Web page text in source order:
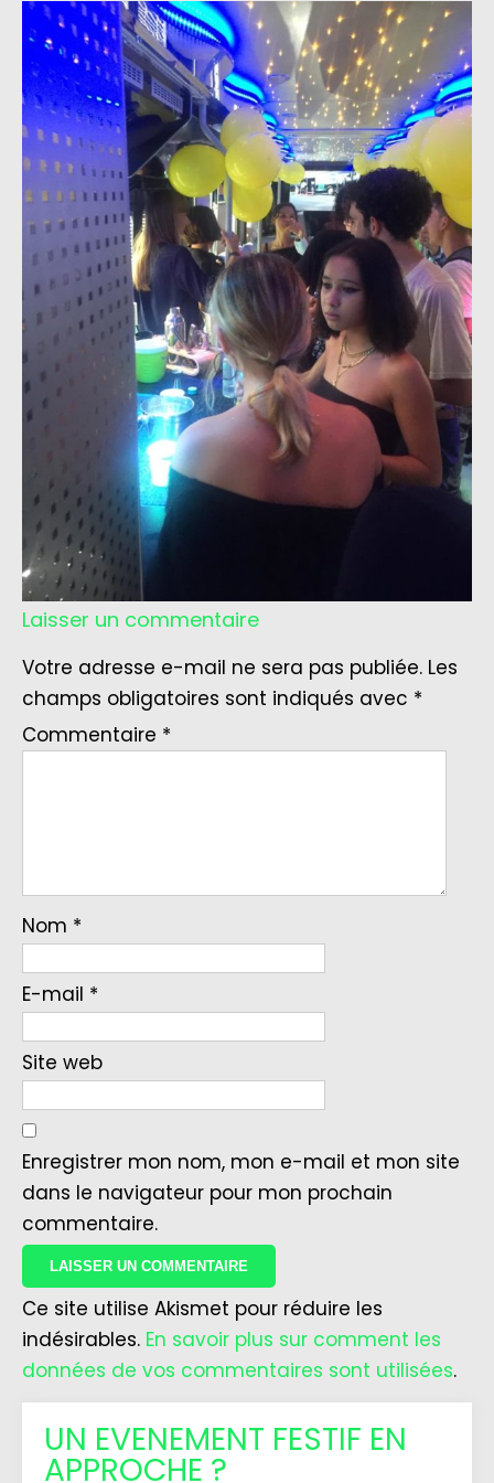
Laisser un commentaire
Votre adresse e-mail ne sera pas publiée. Les
champs obligatoires sont indiqués avec *
Commentaire *
Nom *
E-mail *
Site web
Enregistrer mon nom, mon e-mail et mon site
dans le navigateur pour mon prochain
commentaire.
Ce site utilise Akismet pour réduire les
indésirables. En savoir plus sur comment les
données de vos commentaires sont utilisées.
UN EVENEMENT FESTIF EN
APPROCHE ?